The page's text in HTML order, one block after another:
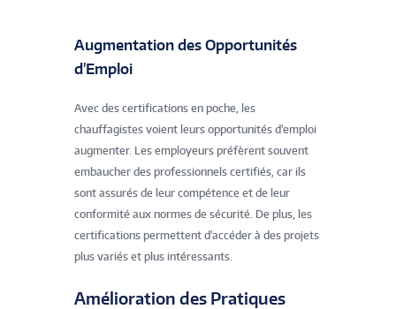
Augmentation des Opportunités
d'Emploi
Avec des certifications en poche, les
chauffagistes voient leurs opportunités d'emploi
augmenter. Les employeurs préfèrent souvent
embaucher des professionnels certifiés, car ils
sont assurés de leur compétence et de leur
conformité aux normes de sécurité. De plus, les
certifications permettent d'accéder à des projets
plus variés et plus intéressants.
Amélioration des Pratiques